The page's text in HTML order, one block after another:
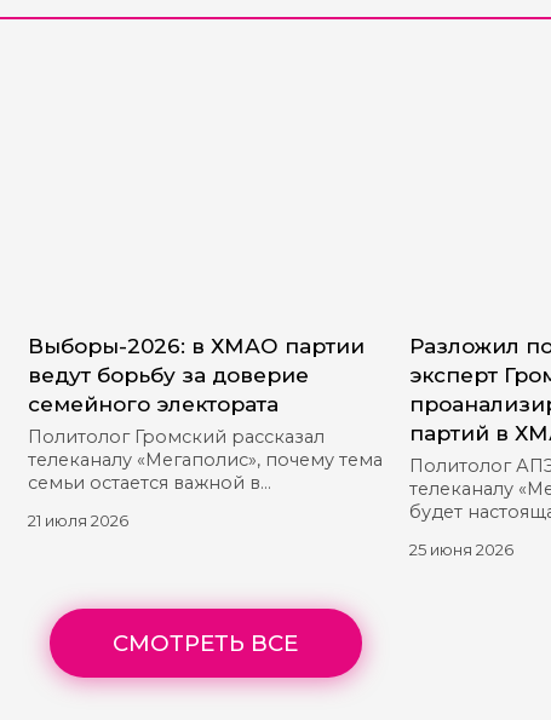
Выборы-2026: в ХМАО партии
ведут борьбу за доверие
семейного электората
Политолог Громский рассказал
телеканалу «Мегаполис», почему тема
семьи остается важной в
21 июля 2026
Разложил
эксперт
партий в
Политолог
телеканалу
будет
25 июня 2026
СМОТРЕТЬ ВСЕ